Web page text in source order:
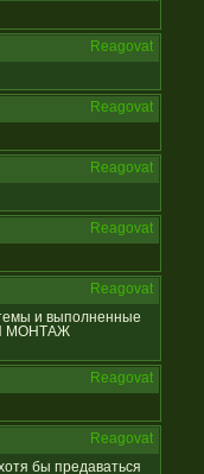
Reagovat
Reagovat
Reagovat
Reagovat
Reagovat
и выполненные
МОНТАЖ
Reagovat
Reagovat
бы предаваться